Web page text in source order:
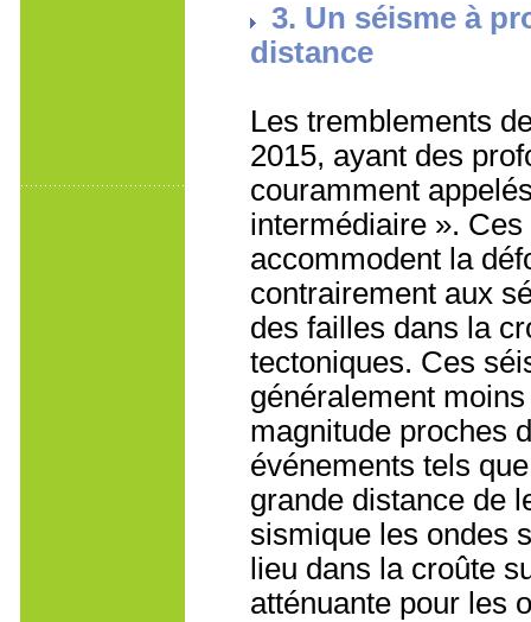
3. Un séisme à
distance
Les tremblements
2015, ayant des
couramment
intermédiaire ».
accommodent la
contrairement aux
des failles dans la
tectoniques. Ces
généralement
magnitude proches
événements tels
grande distance de
sismique les ondes
lieu dans la croûte
atténuante pour les